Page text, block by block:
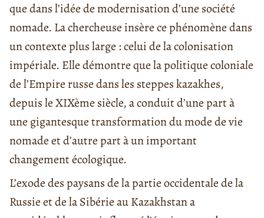
que dans l’idée de modernisation d’une société
nomade. La chercheuse insère ce phénomène dans
un contexte plus large : celui de la colonisation
impériale. Elle démontre que la politique coloniale
de l’Empire russe dans les steppes kazakhes,
depuis le XIXème siècle, a conduit d’une part à
une gigantesque transformation du mode de vie
nomade et d’autre part à un important
changement écologique.
L’exode des paysans de la partie occidentale de la
Russie et de la Sibérie au Kazakhstan a